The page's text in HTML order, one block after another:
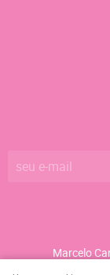
Marcelo